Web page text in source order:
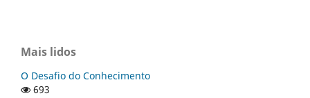
Mais lidos
O Desafio do Conhecimento
693